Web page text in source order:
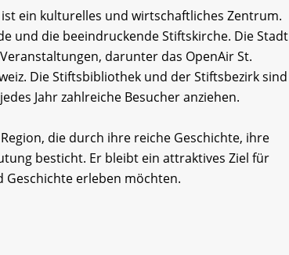
ein kulturelles und wirtschaftliches Zentrum.
und die beeindruckende Stiftskirche. Die Stadt
darunter das OpenAir St.
Die Stiftsbibliothek und der Stiftsbezirk sind
Jahr zahlreiche Besucher anziehen.
die durch ihre reiche Geschichte, ihre
besticht. Er bleibt ein attraktives Ziel für
Geschichte erleben möchten.